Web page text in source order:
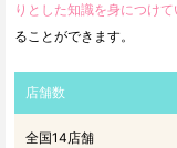
りとした知識を身につけて
ることができます。
店舗数
全国14店舗